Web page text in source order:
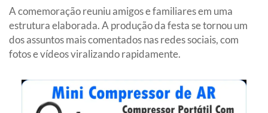
A comemoração reuniu amigos e familiares em uma
estrutura elaborada. A produção da festa se tornou um
dos assuntos mais comentados nas redes sociais, com
fotos e vídeos viralizando rapidamente.